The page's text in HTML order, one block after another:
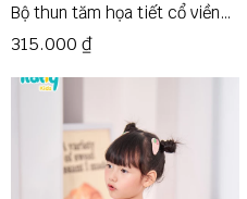
Bộ thun tăm họa tiết cổ viền
ren
315.000 ₫